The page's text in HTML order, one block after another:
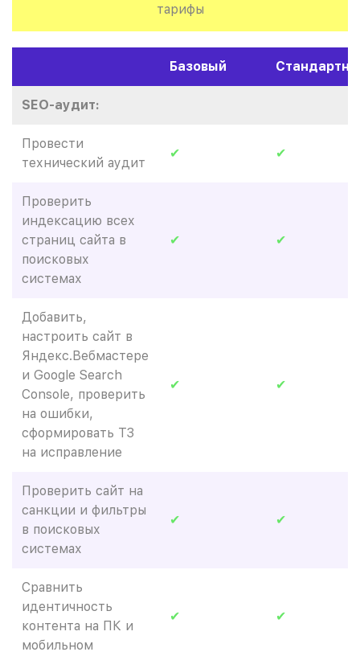
тарифы
Базовый
SEO-аудит:
Провести
технический аудит
✔ ✔
Проверить
индексацию всех
страниц сайта в
поисковых
системах
✔ ✔
Добавить,
настроить сайт в
Яндекс.Вебмастере
и Google Search
Console, проверить
на ошибки,
сформировать ТЗ
на исправление
✔ ✔
Проверить сайт на
санкции и фильтры
в поисковых
системах
✔ ✔
Сравнить
идентичность
контента на ПК и
мобильном
✔ ✔